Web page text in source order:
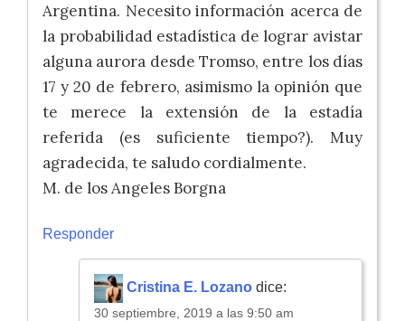
Argentina. Necesito información acerca de
la probabilidad estadística de lograr avistar
alguna aurora desde Tromso, entre los días
17 y 20 de febrero, asimismo la opinión que
te merece la extensión de la estadía
referida (es suficiente tiempo?). Muy
agradecida, te saludo cordialmente.
M. de los Angeles Borgna
Responder
Cristina E. Lozano dice:
30 septiembre, 2019 a las 9:50 am